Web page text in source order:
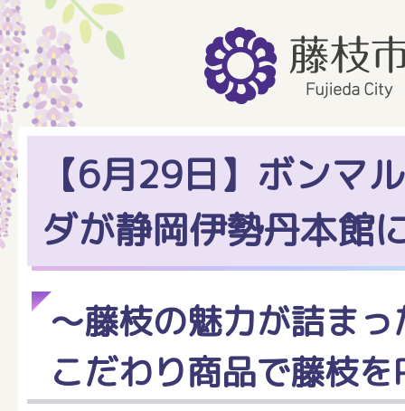
【6月29日】ボンマ
ダが静岡伊勢丹本館
～藤枝の魅力が詰ま
こだわり商品で藤枝を